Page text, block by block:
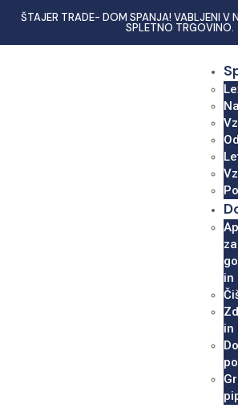
ŠTAJER TRADE- DOM SPANJA! VABLJENI V
SPLETNO TRGOVINO.
za
in
in